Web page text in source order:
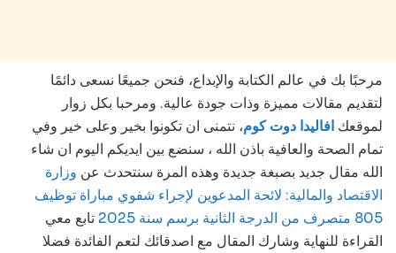
مرحبًا بك في عالم الكتابة والإبداع، فنحن جميعًا نسعى دائمًا
لتقديم مقالات مميزة وذات جودة عالية. ومرحبا بكل زوار
لموقعك افاليدا دوت كوم، نتمنى ان تكونوا بخير وعلى خير وفي
تمام الصحة والعافية باذن الله ، سنضع بين ايديكم اليوم ان شاء
الله مقال جديد بصبغة جديدة وهذه المرة سنتحدث عن وزارة
الاقتصاد والمالية: لائحة المدعوين لإجراء شفوي مباراة توظيف
805 متصرف من الدرجة الثانية برسم سنة 2025
تابع معي
القراءة للنهاية وشارك المقال مع اصدقائك لتعم الفائدة فضلا